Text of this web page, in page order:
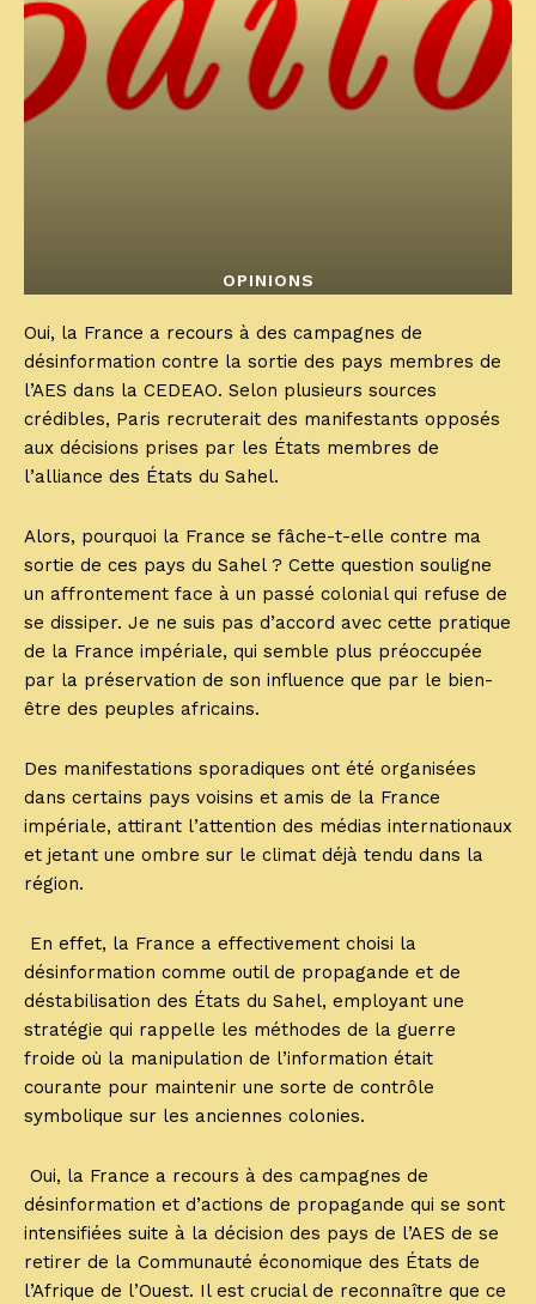
OPINIONS
Oui, la France a recours à des campagnes de
désinformation contre la sortie des pays membres de
l’AES dans la CEDEAO. Selon plusieurs sources
crédibles, Paris recruterait des manifestants opposés
aux décisions prises par les États membres de
l’alliance des États du Sahel.
Alors, pourquoi la France se fâche-t-elle contre ma
sortie de ces pays du Sahel ? Cette question souligne
un affrontement face à un passé colonial qui refuse de
se dissiper. Je ne suis pas d’accord avec cette pratique
de la France impériale, qui semble plus préoccupée
par la préservation de son influence que par le bien-
être des peuples africains.
Des manifestations sporadiques ont été organisées
dans certains pays voisins et amis de la France
impériale, attirant l’attention des médias internationaux
et jetant une ombre sur le climat déjà tendu dans la
région.
En effet, la France a effectivement choisi la
désinformation comme outil de propagande et de
déstabilisation des États du Sahel, employant une
stratégie qui rappelle les méthodes de la guerre
froide où la manipulation de l’information était
courante pour maintenir une sorte de contrôle
symbolique sur les anciennes colonies.
Oui, la France a recours à des campagnes de
désinformation et d’actions de propagande qui se sont
intensifiées suite à la décision des pays de l’AES de se
retirer de la Communauté économique des États de
l’Afrique de l’Ouest. Il est crucial de reconnaître que ce